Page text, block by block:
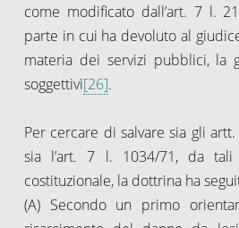
come modificato dall’art. 7 l.
parte in cui ha devoluto al
materia dei servizi pubblici, la
soggettivi[26].
Per cercare di salvare sia gli
sia l’art. 7 l. 1034/71, da
costituzionale, la dottrina ha
(A) Secondo un primo